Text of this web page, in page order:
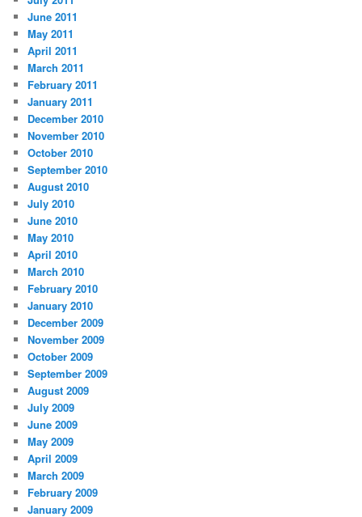
June 2011
May 2011
April 2011
March 2011
February 2011
January 2011
December 2010
November 2010
October 2010
September 2010
August 2010
July 2010
June 2010
May 2010
April 2010
March 2010
February 2010
January 2010
December 2009
November 2009
October 2009
September 2009
August 2009
July 2009
June 2009
May 2009
April 2009
March 2009
February 2009
January 2009